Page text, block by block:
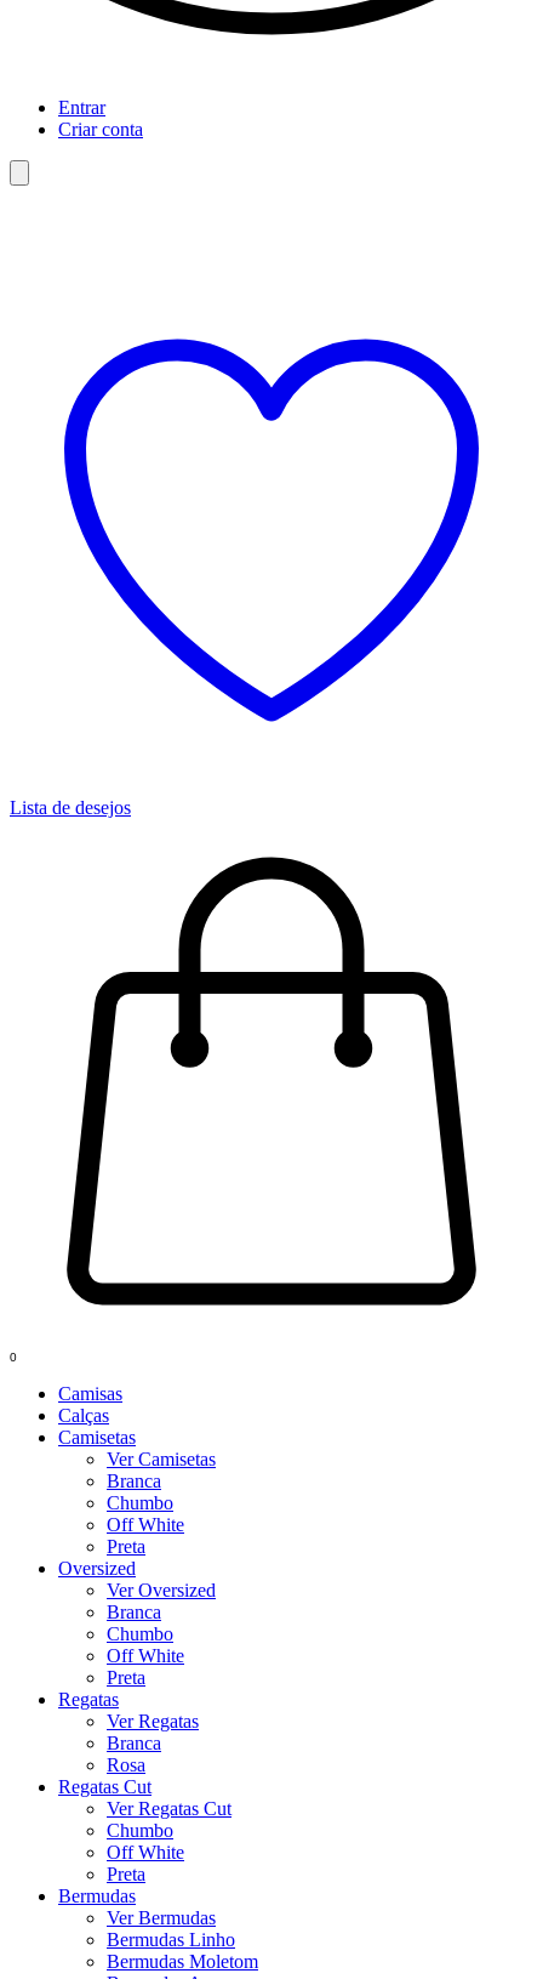
Entrar
Criar conta
Lista de desejos
0
Camisas
Calças
Camisetas
Ver Camisetas
Branca
Chumbo
Off White
Preta
Oversized
Ver Oversized
Branca
Chumbo
Off White
Preta
Regatas
Ver Regatas
Branca
Rosa
Regatas Cut
Ver Regatas Cut
Chumbo
Off White
Preta
Bermudas
Ver Bermudas
Bermudas Linho
Bermudas Moletom